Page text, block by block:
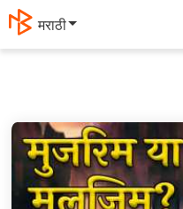
मराठी